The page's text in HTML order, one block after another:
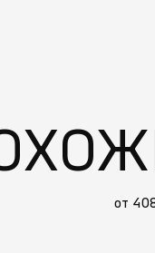
от